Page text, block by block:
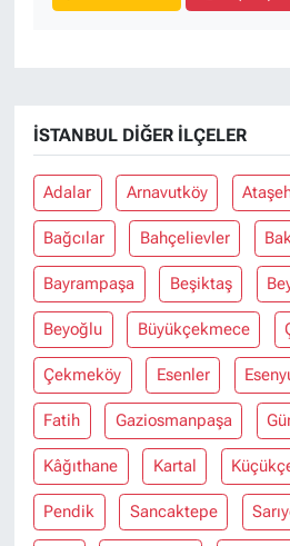
İSTANBUL DIĞER İLÇELER
Adalar Arnavutköy
Bağcılar Bahçelievler
Bayrampaşa Beşiktaş
Beyoğlu Büyükçekmece
Çekmeköy Esenler
Fatih Gaziosmanpaşa
Kâğıthane Kartal
Pendik Sancaktepe